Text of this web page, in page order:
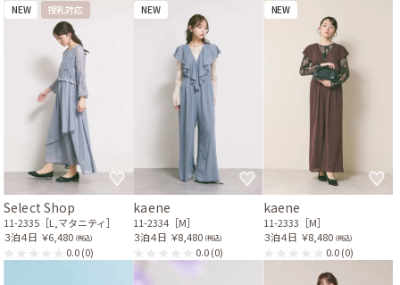
NEW 授乳対応
Select Shop
11-2335［L,マタニティ］
３泊４日 ￥6,480 (税込)
0.0(0)
NEW
kaene
11-2334［M］
３泊４日 ￥8,480 (税込)
0.0(0)
NEW
kaene
11-2333［M］
３泊４日 ￥8,480 (税込)
0.0(0)